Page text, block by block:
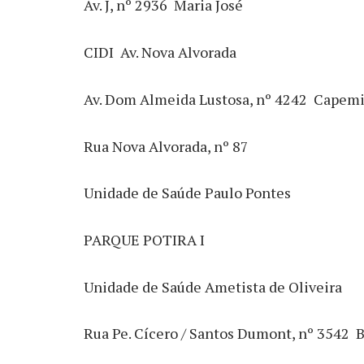
Av. J, nº 2936  Maria José
CIDI  Av. Nova Alvorada
Av. Dom Almeida Lustosa, nº 4242  Capemi
Rua Nova Alvorada, nº 87
Unidade de Saúde Paulo Pontes
PARQUE POTIRA I
Unidade de Saúde Ametista de Oliveira
Rua Pe. Cícero / Santos Dumont, nº 3542 